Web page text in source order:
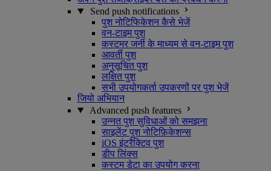
Send push notifications
पुश नोटिफिकेशन कैसे भेजें
वन-टाइम पुश
कस्टमर जर्नी के माध्यम से वन-टाइम पुश
आवर्ती पुश
अनुसूचित पुश
लक्षित पुश
सभी उपयोगकर्ता उपकरणों पर पुश भेजें
जियो अभियान
Advanced push features
उन्नत पुश सुविधाओं को समझना
साइलेंट पुश नोटिफ़िकेशन्स
iOS इंटरैक्टिव पुश
डीप लिंक्स
कस्टम डेटा का उपयोग करना